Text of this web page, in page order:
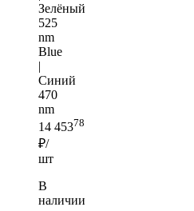
Зелёный
525
nm
Blue
|
Синий
470
nm
14 45378
₽/
шт
В
наличии